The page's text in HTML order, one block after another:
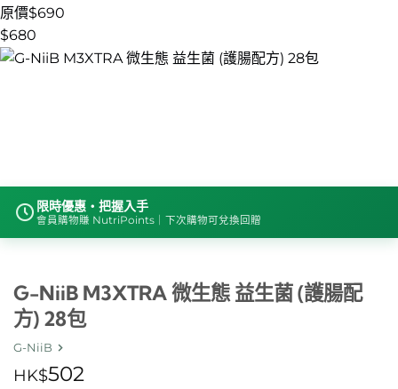
原價$690
$680
限時優惠・把握入手
會員購物賺 NutriPoints｜下次購物可兌換回贈
G-NiiB M3XTRA 微生態 益生菌 (護腸配
方) 28包
G-NiiB
HK$502